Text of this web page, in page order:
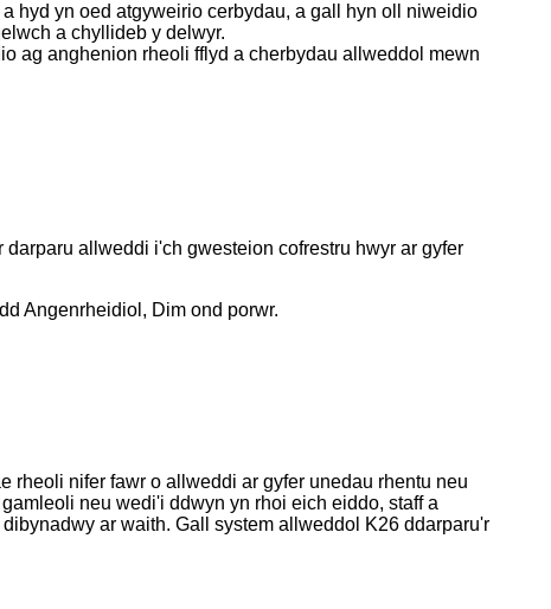
hyd yn oed atgyweirio cerbydau, a gall hyn oll niweidio
a chyllideb y delwyr.
ag anghenion rheoli fflyd a cherbydau allweddol mewn
allweddi i'ch gwesteion cofrestru hwyr ar gyfer
Angenrheidiol, Dim ond porwr.
rheoli nifer fawr o allweddi ar gyfer unedau rhentu neu
neu wedi'i ddwyn yn rhoi eich eiddo, staff a
ar waith. Gall system allweddol K26 ddarparu'r